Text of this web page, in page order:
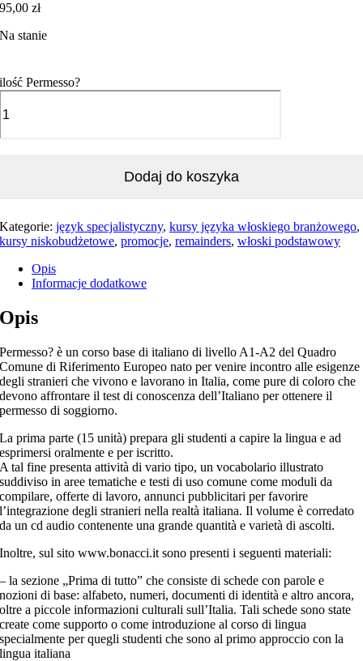
95,00zł
Na stanie
ilość Permesso?
Dodaj do koszyka
Kategorie:język specjalistyczny,kursy języka włoskiego branżowego,
kursy niskobudżetowe,promocje,remainders,włoski podstawowy
Opis
Informacje dodatkowe
Opis
Permesso? è un corso base di italiano di livello A1-A2 del Quadro
Comune di Riferimento Europeo nato per venire incontro alle esigenze
degli stranieri che vivono e lavorano in Italia, come pure di coloro che
devono affrontare il test di conoscenza dell’Italiano per ottenere il
permesso di soggiorno.
La prima parte (15 unità) prepara gli studenti a capire la lingua e ad
esprimersi oralmente e per iscritto.
A tal fine presenta attività di vario tipo, un vocabolario illustrato
suddiviso in aree tematiche e testi di uso comune come moduli da
compilare, offerte di lavoro, annunci pubblicitari per favorire
l’integrazione degli stranieri nella realtà italiana. Il volume è corredato
da un cd audio contenente una grande quantità e varietà di ascolti.
Inoltre, sul sito www.bonacci.it sono presenti i seguenti materiali:
– la sezione „Prima di tutto” che consiste di schede con parole e
nozioni di base: alfabeto, numeri, documenti di identità e altro ancora,
oltre a piccole informazioni culturali sull’Italia. Tali schede sono state
create come supporto o come introduzione al corso di lingua
specialmente per quegli studenti che sono al primo approccio con la
lingua italiana